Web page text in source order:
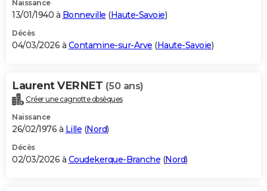
Naissance
13/01/1940 à Bonneville (Haute-Savoie)
Décès
04/03/2026 à Contamine-sur-Arve (Haute-Savoie)
Laurent VERNET (50 ans)
Créer une cagnotte obsèques
Naissance
26/02/1976 à Lille (Nord)
Décès
02/03/2026 à Coudekerque-Branche (Nord)